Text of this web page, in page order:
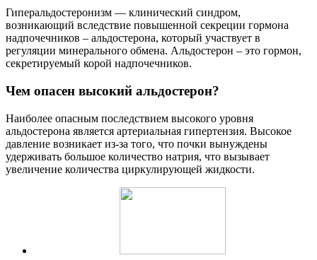
Гиперальдостеронизм — клинический синдром,
возникающий вследствие повышенной секреции гормона
надпочечников – альдостерона, который участвует в
регуляции минерального обмена. Альдостерон – это гормон,
секретируемый корой надпочечников.
Чем опасен высокий альдостерон?
Наиболее опасным последствием высокого уровня
альдостерона является артериальная гипертензия. Высокое
давление возникает из-за того, что почки вынуждены
удерживать большое количество натрия, что вызывает
увеличение количества циркулирующей жидкости.